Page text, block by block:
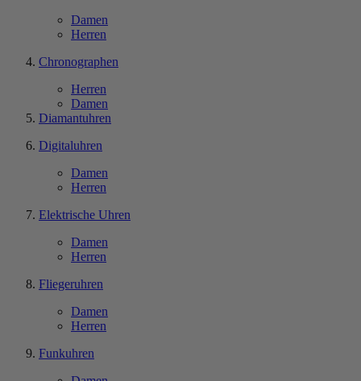
Damen
Herren
Chronographen
Herren
Damen
Diamantuhren
Digitaluhren
Damen
Herren
Elektrische Uhren
Damen
Herren
Fliegeruhren
Damen
Herren
Funkuhren